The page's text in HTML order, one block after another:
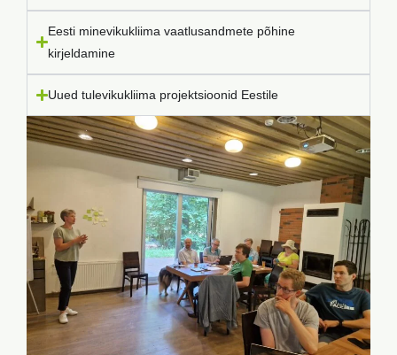
Eesti minevikukliima vaatlusandmete põhine
kirjeldamine
Uued tulevikukliima projektsioonid Eestile